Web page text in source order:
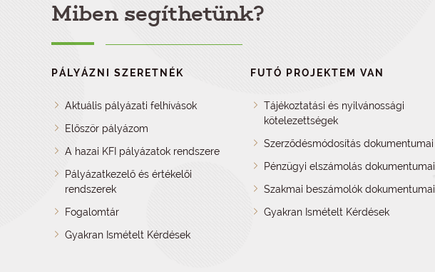
Miben segíthetünk?
PÁLYÁZNI SZERETNÉK
Aktuális pályázati felhívások
Először pályázom
A hazai KFI pályázatok rendszere
Pályázatkezelő és értékelői
rendszerek
Fogalomtár
Gyakran Ismételt Kérdések
FUTÓ PROJEKTEM VAN
Tájékoztatási és nyilvánossági
kötelezettségek
Szerződésmódosítás dokumentumai
Pénzügyi elszámolás dokumentumai
Szakmai beszámolók dokumentumai
Gyakran Ismételt Kérdések